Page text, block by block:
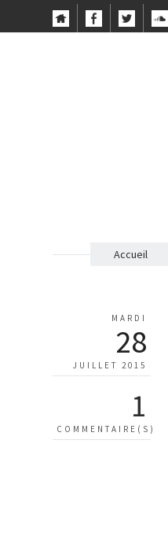
Accueil
MARDI
28
JUILLET 2015
1
COMMENTAIRE(S)